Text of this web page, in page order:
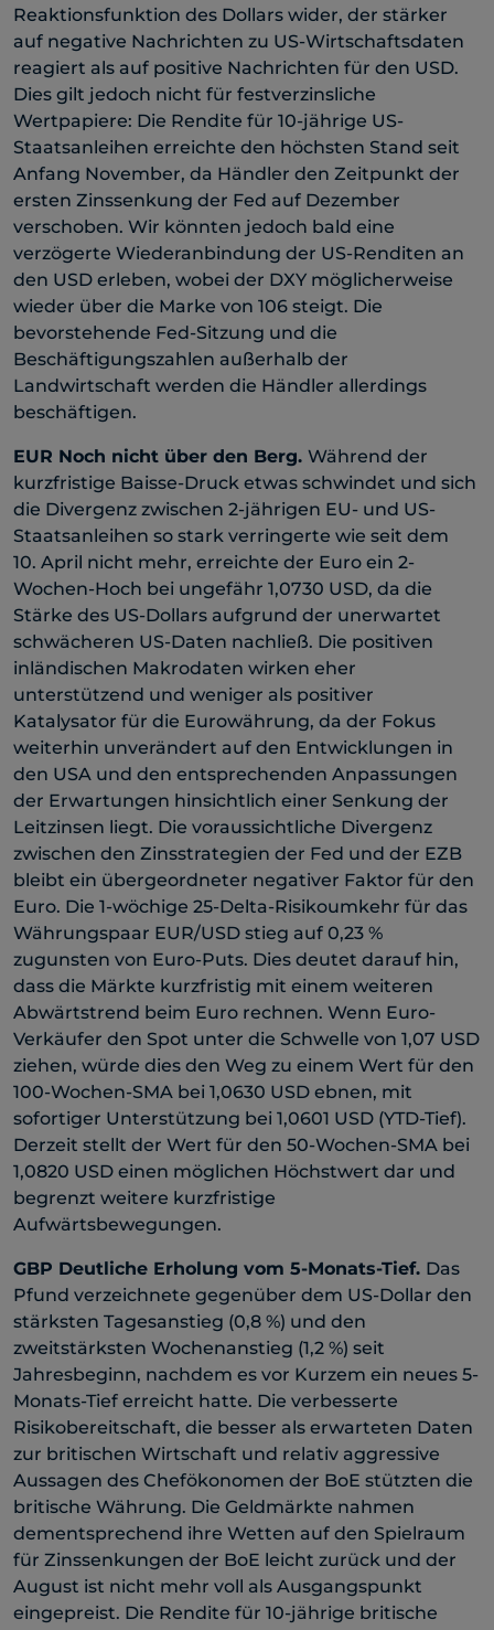
Reaktionsfunktion des Dollars wider, der stärker
auf negative Nachrichten zu US-Wirtschaftsdaten
reagiert als auf positive Nachrichten für den USD.
Dies gilt jedoch nicht für festverzinsliche
Wertpapiere: Die Rendite für 10-jährige US-
Staatsanleihen erreichte den höchsten Stand seit
Anfang November, da Händler den Zeitpunkt der
ersten Zinssenkung der Fed auf Dezember
verschoben. Wir könnten jedoch bald eine
verzögerte Wiederanbindung der US-Renditen an
den USD erleben, wobei der DXY möglicherweise
wieder über die Marke von 106 steigt. Die
bevorstehende Fed-Sitzung und die
Beschäftigungszahlen außerhalb der
Landwirtschaft werden die Händler allerdings
beschäftigen.
EUR Noch nicht über den Berg. Während der
kurzfristige Baisse-Druck etwas schwindet und sich
die Divergenz zwischen 2-jährigen EU- und US-
Staatsanleihen so stark verringerte wie seit dem
10. April nicht mehr, erreichte der Euro ein 2-
Wochen-Hoch bei ungefähr 1,0730 USD, da die
Stärke des US-Dollars aufgrund der unerwartet
schwächeren US-Daten nachließ. Die positiven
inländischen Makrodaten wirken eher
unterstützend und weniger als positiver
Katalysator für die Eurowährung, da der Fokus
weiterhin unverändert auf den Entwicklungen in
den USA und den entsprechenden Anpassungen
der Erwartungen hinsichtlich einer Senkung der
Leitzinsen liegt. Die voraussichtliche Divergenz
zwischen den Zinsstrategien der Fed und der EZB
bleibt ein übergeordneter negativer Faktor für den
Euro. Die 1-wöchige 25-Delta-Risikoumkehr für das
Währungspaar EUR/USD stieg auf 0,23 %
zugunsten von Euro-Puts. Dies deutet darauf hin,
dass die Märkte kurzfristig mit einem weiteren
Abwärtstrend beim Euro rechnen. Wenn Euro-
Verkäufer den Spot unter die Schwelle von 1,07 USD
ziehen, würde dies den Weg zu einem Wert für den
100-Wochen-SMA bei 1,0630 USD ebnen, mit
sofortiger Unterstützung bei 1,0601 USD (YTD-Tief).
Derzeit stellt der Wert für den 50-Wochen-SMA bei
1,0820 USD einen möglichen Höchstwert dar und
begrenzt weitere kurzfristige
Aufwärtsbewegungen.
GBP Deutliche Erholung vom 5-Monats-Tief. Das
Pfund verzeichnete gegenüber dem US-Dollar den
stärksten Tagesanstieg (0,8 %) und den
zweitstärksten Wochenanstieg (1,2 %) seit
Jahresbeginn, nachdem es vor Kurzem ein neues 5-
Monats-Tief erreicht hatte. Die verbesserte
Risikobereitschaft, die besser als erwarteten Daten
zur britischen Wirtschaft und relativ aggressive
Aussagen des Chefökonomen der BoE stützten die
britische Währung. Die Geldmärkte nahmen
dementsprechend ihre Wetten auf den Spielraum
für Zinssenkungen der BoE leicht zurück und der
August ist nicht mehr voll als Ausgangspunkt
eingepreist. Die Rendite für 10-jährige britische